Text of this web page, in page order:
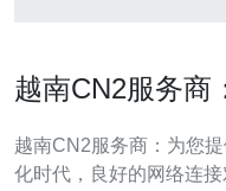
越南CN2服务商
越南CN2服务商：为您提供高
化时代，良好的网络连